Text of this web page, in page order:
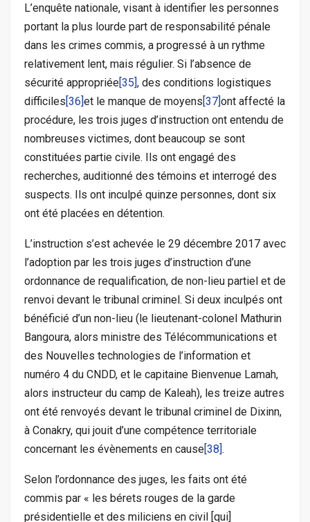
L’enquête nationale, visant à identifier les personnes
portant la plus lourde part de responsabilité pénale
dans les crimes commis, a progressé à un rythme
relativement lent, mais régulier. Si l’absence de
sécurité appropriée[35], des conditions logistiques
difficiles[36]et le manque de moyens[37]ont affecté la
procédure, les trois juges d’instruction ont entendu de
nombreuses victimes, dont beaucoup se sont
constituées partie civile. Ils ont engagé des
recherches, auditionné des témoins et interrogé des
suspects. Ils ont inculpé quinze personnes, dont six
ont été placées en détention.
L’instruction s’est achevée le 29 décembre 2017 avec
l’adoption par les trois juges d’instruction d’une
ordonnance de requalification, de non-lieu partiel et de
renvoi devant le tribunal criminel. Si deux inculpés ont
bénéficié d’un non-lieu (le lieutenant-colonel Mathurin
Bangoura, alors ministre des Télécommunications et
des Nouvelles technologies de l’information et
numéro 4 du CNDD, et le capitaine Bienvenue Lamah,
alors instructeur du camp de Kaleah), les treize autres
ont été renvoyés devant le tribunal criminel de Dixinn,
à Conakry, qui jouit d’une compétence territoriale
concernant les évènements en cause[38].
Selon l’ordonnance des juges, les faits ont été
commis par « les bérets rouges de la garde
présidentielle et des miliciens en civil [qui]